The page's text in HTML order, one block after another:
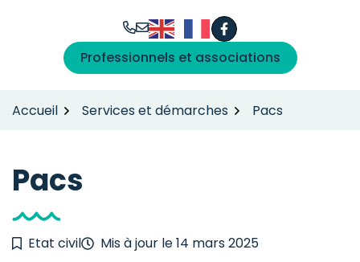
Facebook
(ouverture dans un
Professionnels et associations
Accueil Services et démarches Pacs
Pacs
Etat civil Mis à jour le14 mars 2025